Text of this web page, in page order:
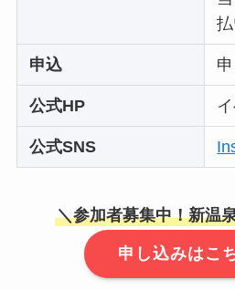
申込
公式HP
公式SNS
＼参加者募集中！新温
申し込みはこ